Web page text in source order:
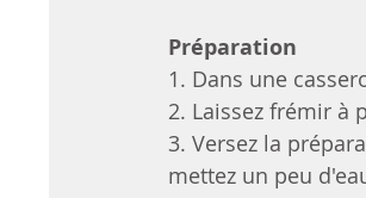
Préparation
1. Dans une
2. Laissez frémir à
3. Versez la
mettez un peu